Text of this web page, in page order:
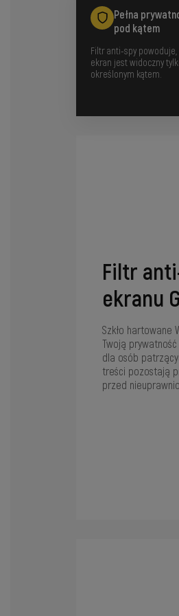
Pełna
pod kątem
Filtr anti-spy powoduje,
ekran jest widoczny
określonym kątem.
Filtr
ekranu
Szkło hartowane
Twoją
dla osób
treści pozostają
przed